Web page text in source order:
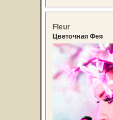
Fleur
Цветочная Фея